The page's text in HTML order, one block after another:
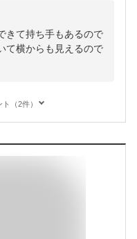
きて持ち手もあるので
て横からも見えるので
（2件）